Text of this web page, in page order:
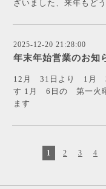
ざいました、来年もど
2025-12-20 21:28:00
年末年始営業のお知
12月 31日より 1月 3
す 1月 6日の 第一火
ます
1 2 3 4